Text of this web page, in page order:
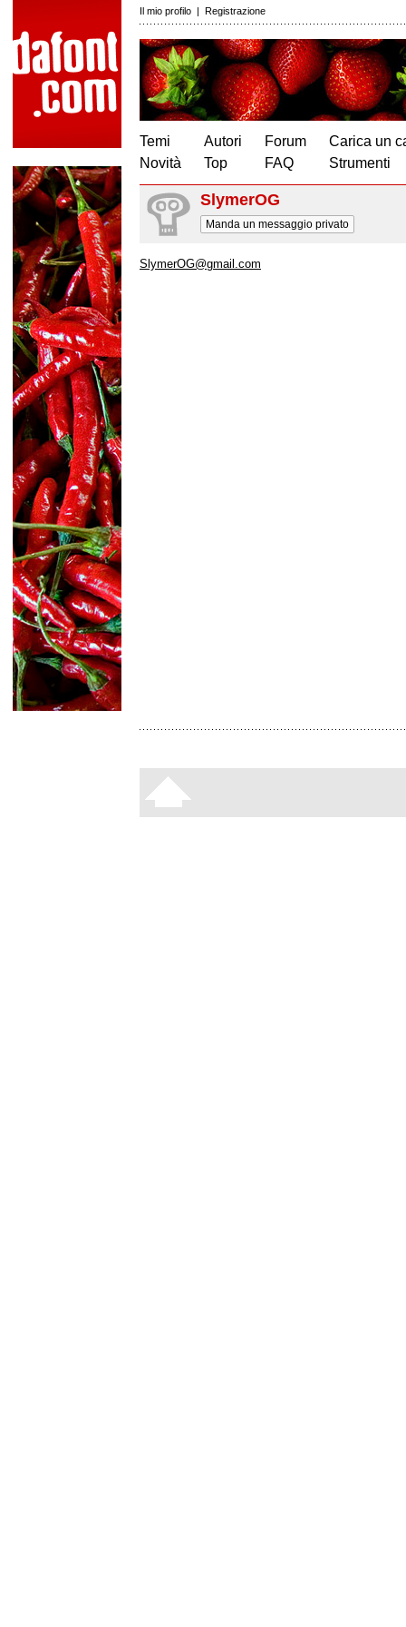
Il mio profilo | Registrazione
Temi
Novità
Autori
Top
Forum
FAQ
Carica un
Strumenti
SlymerOG
Manda un messaggio privato
SlymerOG@gmail.com